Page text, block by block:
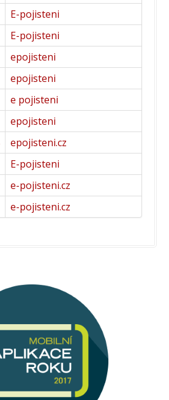
E-pojisteni
E-pojisteni
epojisteni
epojisteni
e pojisteni
epojisteni
epojisteni.cz
E-pojisteni
e-pojisteni.cz
e-pojisteni.cz